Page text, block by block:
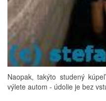
Naopak, takýto studený
výlete autom - údolie je bez